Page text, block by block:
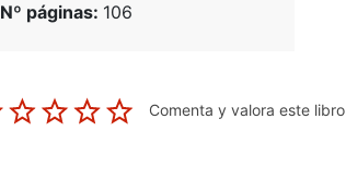
Nº páginas: 106
Comenta y valora este libro